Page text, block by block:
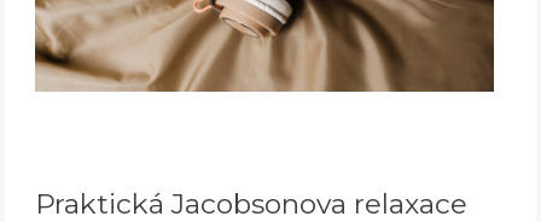
Praktická Jacobsonova relaxace